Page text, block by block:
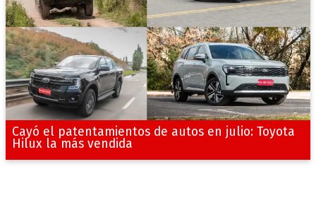
Cayó el patentamientos de autos en julio: Toyota
Hilux la más vendida